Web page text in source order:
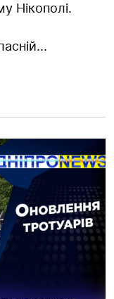
Нікополі.